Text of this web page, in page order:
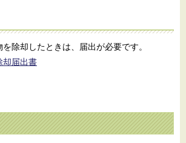
除却したときは、届出が必要です。
却届出書